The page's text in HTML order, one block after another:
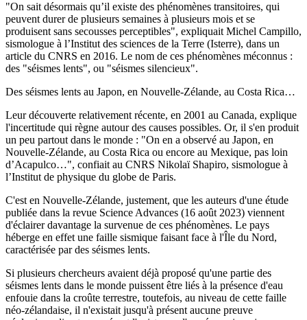
"On sait désormais qu’il existe des phénomènes transitoires, qui
peuvent durer de plusieurs semaines à plusieurs mois et se
produisent sans secousses perceptibles", expliquait Michel Campillo,
sismologue à l’Institut des sciences de la Terre (Isterre), dans un
article du CNRS en 2016. Le nom de ces phénomènes méconnus :
des "séismes lents", ou "séismes silencieux".
Des séismes lents au Japon, en Nouvelle-Zélande, au Costa Rica…
Leur découverte relativement récente, en 2001 au Canada, explique
l'incertitude qui règne autour des causes possibles. Or, il s'en produit
un peu partout dans le monde : "On en a observé au Japon, en
Nouvelle-Zélande, au Costa Rica ou encore au Mexique, pas loin
d’Acapulco…", confiait au CNRS Nikolaï Shapiro, sismologue à
l’Institut de physique du globe de Paris.
C'est en Nouvelle-Zélande, justement, que les auteurs d'une étude
publiée dans la revue Science Advances (16 août 2023) viennent
d'éclairer davantage la survenue de ces phénomènes. Le pays
héberge en effet une faille sismique faisant face à l'Île du Nord,
caractérisée par des séismes lents.
Si plusieurs chercheurs avaient déjà proposé qu'une partie des
séismes lents dans le monde puissent être liés à la présence d'eau
enfouie dans la croûte terrestre, toutefois, au niveau de cette faille
néo-zélandaise, il n'existait jusqu'à présent aucune preuve